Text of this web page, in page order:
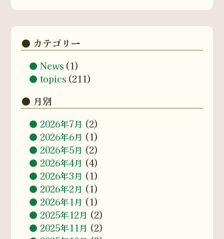
カテゴリー
News (1)
topics (211)
月別
2026年7月 (2)
2026年6月 (1)
2026年5月 (2)
2026年4月 (4)
2026年3月 (1)
2026年2月 (1)
2026年1月 (1)
2025年12月 (2)
2025年11月 (2)